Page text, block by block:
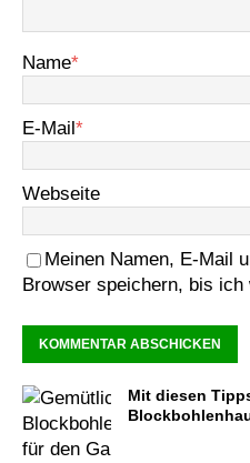
Name*
E-Mail*
Webseite
Meinen Namen, E-Mail
Browser speichern, bis ich
Mit diesen